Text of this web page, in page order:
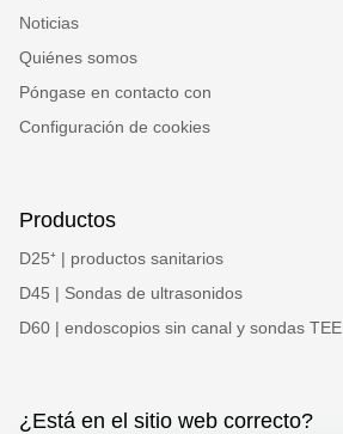
Noticias
Quiénes somos
Póngase en contacto con
Configuración de cookies
Productos
D25⁺ | productos sanitarios
D45 | Sondas de ultrasonidos
D60 | endoscopios sin canal y sondas TEE
¿Está en el sitio web correcto?